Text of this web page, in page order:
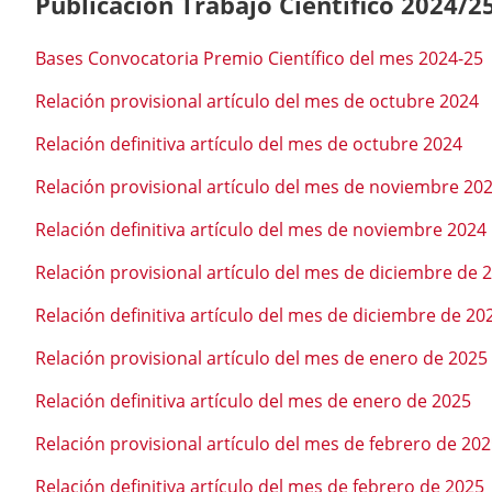
Bases Convocatoria Premio Científico del mes 2024-25
Relación provisional artículo del mes de octubre 2024
Relación definitiva artículo del mes de octubre 2024
Relación provisional artículo del mes de noviembre
Relación definitiva artículo del mes de noviembre 2024
Relación provisional artículo del mes de diciembre de
Relación definitiva artículo del mes de diciembre de
Relación provisional artículo del mes de enero de 2025
Relación definitiva artículo del mes de enero de 2025
Relación provisional artículo del mes de febrero de
Relación definitiva artículo del mes de febrero de 2025